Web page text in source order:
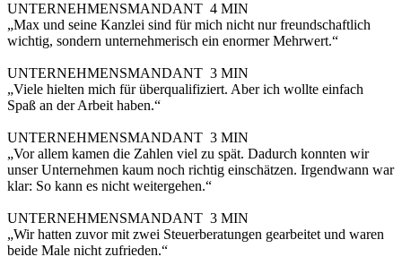
UNTERNEHMENSMANDANT 4 MIN
„Max und seine Kanzlei sind für mich nicht nur freundschaftlich
wichtig, sondern unternehmerisch ein enormer Mehrwert.“
UNTERNEHMENSMANDANT 3 MIN
„Viele hielten mich für überqualifiziert. Aber ich wollte einfach
Spaß an der Arbeit haben.“
UNTERNEHMENSMANDANT 3 MIN
„Vor allem kamen die Zahlen viel zu spät. Dadurch konnten wir
unser Unternehmen kaum noch richtig einschätzen. Irgendwann war
klar: So kann es nicht weitergehen.“
UNTERNEHMENSMANDANT 3 MIN
„Wir hatten zuvor mit zwei Steuerberatungen gearbeitet und waren
beide Male nicht zufrieden.“